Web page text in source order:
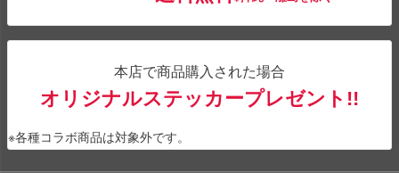
本店で商品購入された場合
オリジナルステッカープレゼント!!
※各種コラボ商品は対象外です。